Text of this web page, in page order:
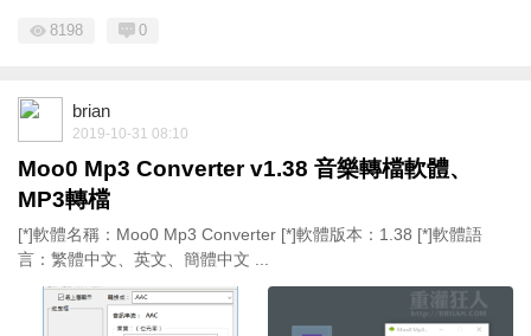
8198 0
brian
2019-10-31 08:10
Moo0 Mp3 Converter v1.38 音樂轉檔軟體、
MP3轉檔
[*]軟體名稱：Moo0 Mp3 Converter [*]軟體版本：1.38 [*]軟體語
言：繁體中文、英文、簡體中文 ...